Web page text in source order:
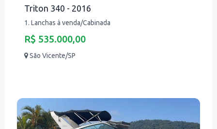
Triton 340 - 2016
1. Lanchas à venda/Cabinada
R$ 535.000,00
São Vicente/SP